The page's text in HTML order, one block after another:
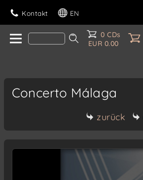
Kontakt EN
0 CDs
EUR 0.00
Concerto Málaga
zurück